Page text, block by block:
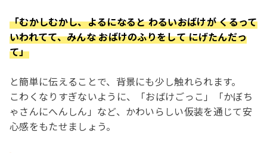
「むかしむかし、よるになると わるいおばけが くるって
いわれてて、みんな おばけのふりをして にげたんだっ
て」
と簡単に伝えることで、背景にも少し触れられます。
こわくなりすぎないように、「おばけごっこ」「かぼち
ゃさんにへんしん」など、かわいらしい仮装を通じて安
心感をもたせましょう。